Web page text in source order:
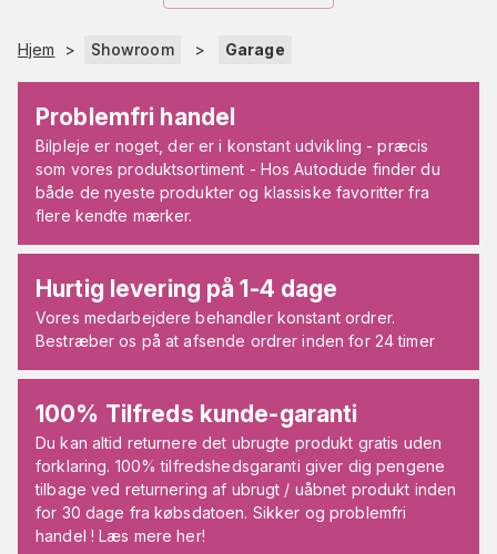
Hjem > Showroom > Garage
Problemfri handel
Bilpleje er noget, der er i konstant udvikling - præcis
som vores produktsortiment - Hos Autodude finder du
både de nyeste produkter og klassiske favoritter fra
flere kendte mærker.
Hurtig levering på 1-4 dage
Vores medarbejdere behandler konstant ordrer.
Bestræber os på at afsende ordrer inden for 24 timer
100% Tilfreds kunde-garanti
Du kan altid returnere det ubrugte produkt gratis uden
forklaring. 100% tilfredshedsgaranti giver dig pengene
tilbage ved returnering af ubrugt / uåbnet produkt inden
for 30 dage fra købsdatoen. Sikker og problemfri
handel ! Læs mere her!